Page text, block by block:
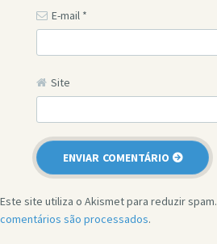
E-mail *
Site
Este site utiliza o Akismet para reduzir spam.
comentários são processados.